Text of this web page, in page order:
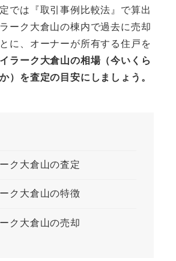
では『取引事例比較法』で算出
ーク大倉山の棟内で過去に売却
に、オーナーが所有する住戸を
ラーク大倉山の相場（今いくら
）を査定の目安にしましょう。
ク大倉山の査定
ク大倉山の特徴
ク大倉山の売却